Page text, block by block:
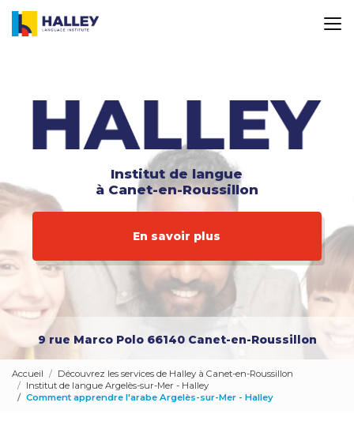
contenu
Institut de langue
à Canet-en-Roussillon
En savoir plus
9 rue Marco Polo 66140 Canet-en-Roussillon
Accueil
Découvrez les services de Halley à Canet-en-Roussillon
Institut de langue Argelès-sur-Mer - Halley
Comment apprendre l'arabe Argelès-sur-Mer - Halley